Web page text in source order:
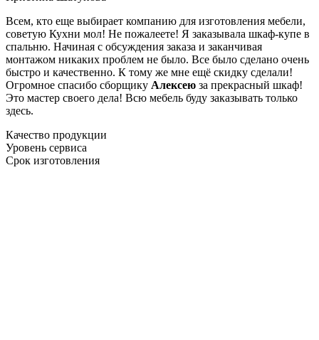
Всем, кто еще выбирает компанию для изготовления мебели,
советую Кухни мол! Не пожалеете! Я заказывала шкаф-купе в
спальню. Начиная с обсуждения заказа и заканчивая
монтажом никаких проблем не было. Все было сделано очень
быстро и качественно. К тому же мне ещё скидку сделали!
Огромное спасибо сборщику Алексею за прекрасный шкаф!
Это мастер своего дела! Всю мебель буду заказывать только
здесь.
Качество продукции
Уровень сервиса
Срок изготовления